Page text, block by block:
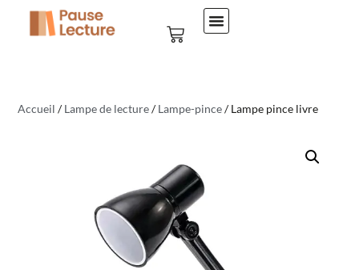
Accueil /Lampe de lecture/Lampe-pince/ Lampe pince livre